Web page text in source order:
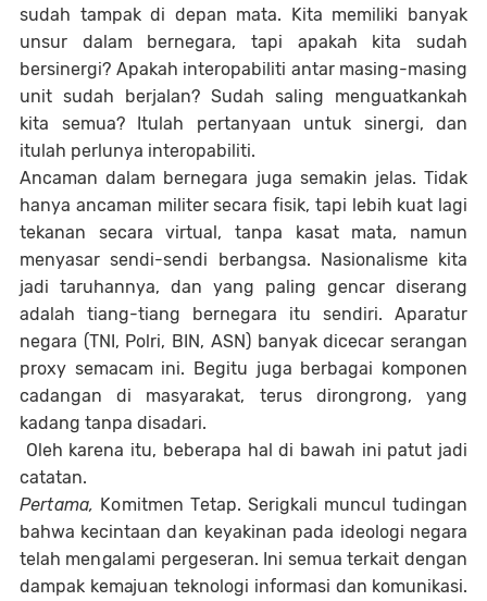
sudah tampak di depan mata. Kita memiliki banyak
unsur dalam bernegara, tapi apakah kita sudah
bersinergi? Apakah interopabiliti antar masing-masing
unit sudah berjalan? Sudah saling menguatkankah
kita semua? Itulah pertanyaan untuk sinergi, dan
itulah perlunya interopabiliti.
Ancaman dalam bernegara juga semakin jelas. Tidak
hanya ancaman militer secara fisik, tapi lebih kuat lagi
tekanan secara virtual, tanpa kasat mata, namun
menyasar sendi-sendi berbangsa. Nasionalisme kita
jadi taruhannya, dan yang paling gencar diserang
adalah tiang-tiang bernegara itu sendiri. Aparatur
negara (TNI, Polri, BIN, ASN) banyak dicecar serangan
proxy semacam ini. Begitu juga berbagai komponen
cadangan di masyarakat, terus dirongrong, yang
kadang tanpa disadari.
Oleh karena itu, beberapa hal di bawah ini patut jadi
catatan.
Pertama, Komitmen Tetap. Serigkali muncul tudingan
bahwa kecintaandan keyakinan pada ideologi negara
telah mengalami pergeseran. Ini semua terkait dengan
dampak kemajuan teknologi informasi dan komunikasi.